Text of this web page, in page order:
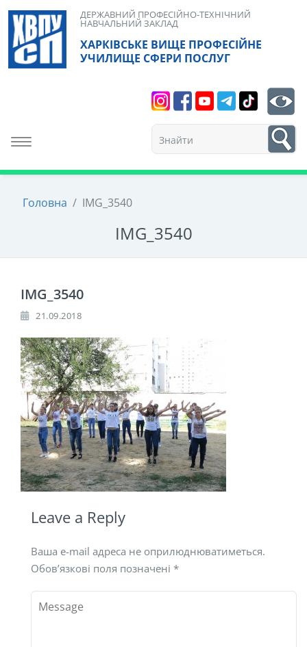
Skip
content
ХАРКІВСЬКЕ ВИЩЕ ПРОФЕСІЙНЕ
УЧИЛИЩЕ СФЕРИ ПОСЛУГ
ДЕРЖАВНИЙ ПРОФЕСІЙНО-ТЕХНІЧНИЙ
НАВЧАЛЬНИЙ ЗАКЛАД
Toggle navigation
1
Головна / IMG_3540
IMG_3540
IMG_3540
21.09.2018
Leave a Reply
Ваша e-mail адреса не оприлюднюватиметься.
Обов’язкові поля позначені *